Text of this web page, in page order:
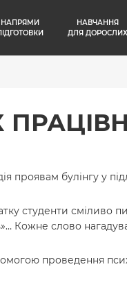
НАПРЯМИ
НАВЧАННЯ
ДЛЯ ДОРОСЛИХ
булінгу у
студенти сміливо
Кожне слово
проведення